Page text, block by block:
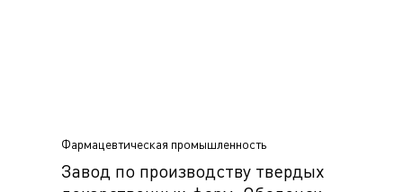
Фармацевтическая промышленность
Завод по производству твердых